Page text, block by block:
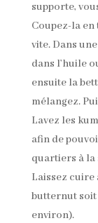
supporte,
Coupez-la en
vite. Dans
dans l’huile
ensuite la
mélangez.
Lavez les
afin de
quartiers à la
Laissez cuire
butternut soit
environ).